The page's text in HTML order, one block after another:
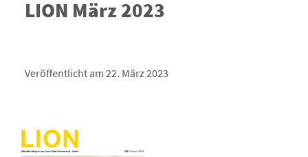
LION März 2023
Veröffentlicht am 22. März 2023